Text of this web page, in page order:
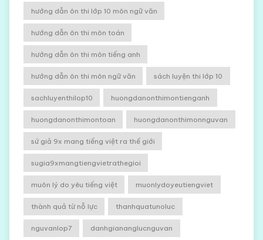
hướng dẫn ôn thi lớp 10 môn ngữ văn
hướng dẫn ôn thi môn toán
hướng dẫn ôn thi môn tiếng anh
hướng dẫn ôn thi môn ngữ văn sách luyện thi lớp 10
sachluyenthilop10 huongdanonthimontienganh
huongdanonthimontoan huongdanonthimonnguvan
sứ giả 9x mang tiếng việt ra thế giới
sugia9xmangtiengvietrathegioi
muôn lý do yêu tiếng việt muonlydoyeutiengviet
thành quả từ nỗ lực thanhquatunoluc
nguvanlop7 danhgiananglucnguvan